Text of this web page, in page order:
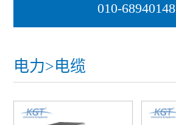
010-68940148
电力>电缆